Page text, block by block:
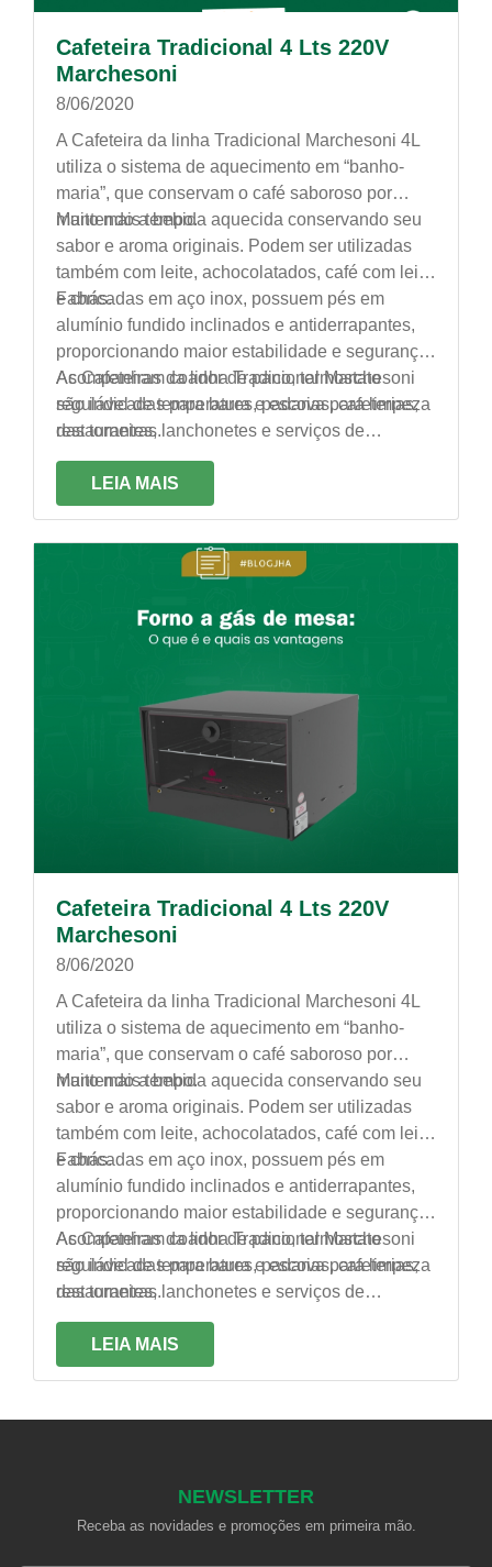
Cafeteira Tradicional 4 Lts 220V
Marchesoni
8/06/2020
A Cafeteira da linha Tradicional Marchesoni 4L
utiliza o sistema de aquecimento em “banho-
maria”, que conservam o café saboroso por
muito mais tempo.
Mantendo a bebida aquecida conservando seu
sabor e aroma originais. Podem ser utilizadas
também com leite, achocolatados, café com leite
e chás.
Fabricadas em aço inox, possuem pés em
alumínio fundido inclinados e antiderrapantes,
proporcionando maior estabilidade e segurança.
Acompanham coador de pano, termostato
regulável de temperatura e escova para limpeza
das torneiras.
As Cafeteiras da linha Tradicional Marchesoni
são indicadas para bares, padarias, cafeterias,
restaurantes, lanchonetes e serviços de
alimentação em geral.
LEIA MAIS
Cafeteira Tradicional 4 Lts 220V
Marchesoni
8/06/2020
A Cafeteira da linha Tradicional Marchesoni 4L
utiliza o sistema de aquecimento em “banho-
maria”, que conservam o café saboroso por
muito mais tempo.
Mantendo a bebida aquecida conservando seu
sabor e aroma originais. Podem ser utilizadas
também com leite, achocolatados, café com leite
e chás.
Fabricadas em aço inox, possuem pés em
alumínio fundido inclinados e antiderrapantes,
proporcionando maior estabilidade e segurança.
Acompanham coador de pano, termostato
regulável de temperatura e escova para limpeza
das torneiras.
As Cafeteiras da linha Tradicional Marchesoni
são indicadas para bares, padarias, cafeterias,
restaurantes, lanchonetes e serviços de
alimentação em geral.
LEIA MAIS
NEWSLETTER
Receba as novidades e promoções em primeira mão.